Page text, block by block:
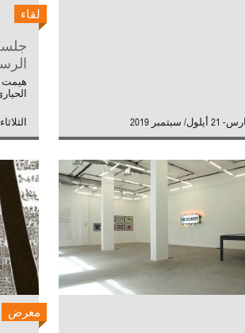
لقاء
هيمت
الثلاثاء 13 آذار/ مارس
معرض